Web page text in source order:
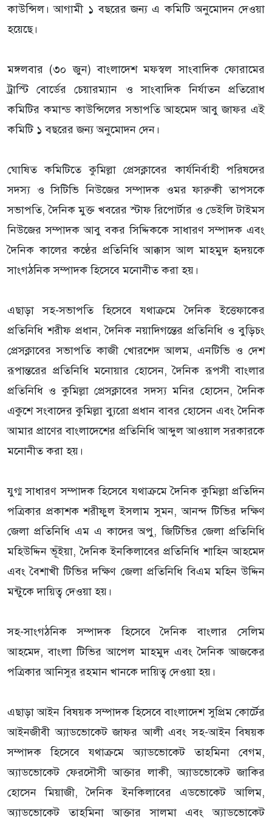
কাউন্সিল। আগামী ১ বছরের জন্য এ কমিটি অনুমোদন দেওয়া
হয়েছে।
মঙ্গলবার (৩০ জুন) বাংলাদেশ মফস্বল সাংবাদিক ফোরামের
ট্রাস্টি বোর্ডের চেয়ারম্যান ও সাংবাদিক নির্যাতন প্রতিরোধ
কমিটির কমান্ড কাউন্সিলের সভাপতি আহমেদ আবু জাফর এই
কমিটি ১ বছরের জন্য অনুমোদন দেন।
ঘোষিত কমিটিতে কুমিল্লা প্রেসক্লাবের কার্যনির্বাহী পরিষদের
সদস্য ও সিটিভি নিউজের সম্পাদক ওমর ফারুকী তাপসকে
সভাপতি, দৈনিক মুক্ত খবরের স্টাফ রিপোর্টার ও ডেইলি টাইমস
নিউজের সম্পাদক আবু বকর সিদ্দিককে সাধারণ সম্পাদক এবং
দৈনিক কালের কণ্ঠের প্রতিনিধি আক্কাস আল মাহমুদ হৃদয়কে
সাংগঠনিক সম্পাদক হিসেবে মনোনীত করা হয়।
এছাড়া সহ-সভাপতি হিসেবে যথাক্রমে দৈনিক ইত্তেফাকের
প্রতিনিধি শরীফ প্রধান, দৈনিক নয়াদিগন্তের প্রতিনিধি ও বুড়িচং
প্রেসক্লাবের সভাপতি কাজী খোরশেদ আলম, এনটিভি ও দেশ
রূপান্তরের প্রতিনিধি মনোয়ার হোসেন, দৈনিক রূপসী বাংলার
প্রতিনিধি ও কুমিল্লা প্রেসক্লাবের সদস্য মনির হোসেন, দৈনিক
একুশে সংবাদের কুমিল্লা ব্যুরো প্রধান বাবর হোসেন এবং দৈনিক
আমার প্রাণের বাংলাদেশের প্রতিনিধি আব্দুল আওয়াল সরকারকে
মনোনীত করা হয়।
যুগ্ম সাধারণ সম্পাদক হিসেবে যথাক্রমে দৈনিক কুমিল্লা প্রতিদিন
পত্রিকার প্রকাশক শরীফুল ইসলাম সুমন, আনন্দ টিভির দক্ষিণ
জেলা প্রতিনিধি এম এ কাদের অপু, জিটিভির জেলা প্রতিনিধি
মহিউদ্দিন ভূঁইয়া, দৈনিক ইনকিলাবের প্রতিনিধি শাহিন আহমেদ
এবং বৈশাখী টিভির দক্ষিণ জেলা প্রতিনিধি বিএম মহিন উদ্দিন
মন্টুকে দায়িত্ব দেওয়া হয়।
সহ-সাংগঠনিক সম্পাদক হিসেবে দৈনিক বাংলার সেলিম
আহমেদ, বাংলা টিভির আপেল মাহমুদ এবং দৈনিক আজকের
পত্রিকার আনিসুর রহমান খানকে দায়িত্ব দেওয়া হয়।
এছাড়া আইন বিষয়ক সম্পাদক হিসেবে বাংলাদেশ সুপ্রিম কোর্টের
আইনজীবী অ্যাডভোকেট জাফর আলী এবং সহ-আইন বিষয়ক
সম্পাদক হিসেবে যথাক্রমে অ্যাডভোকেট তাহমিনা বেগম,
অ্যাডভোকেট ফেরদৌসী আক্তার লাকী, অ্যাডভোকেট জাকির
হোসেন মিয়াজী, দৈনিক ইনকিলাবের এডভোকেট আলিম,
অ্যাডভোকেট তাহমিনা আক্তার সালমা এবং অ্যাডভোকেট